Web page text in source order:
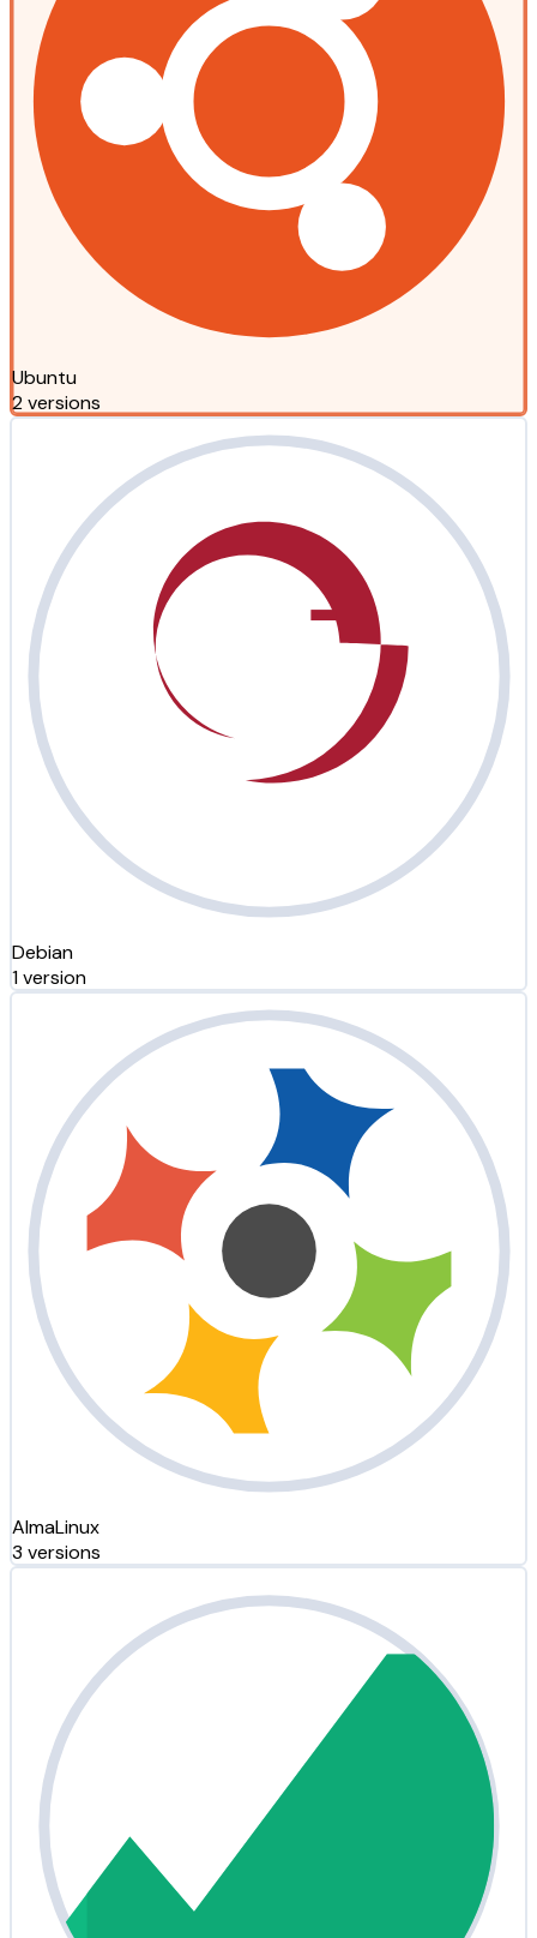
Ubuntu
2 versions
Debian
1 version
AlmaLinux
3 versions